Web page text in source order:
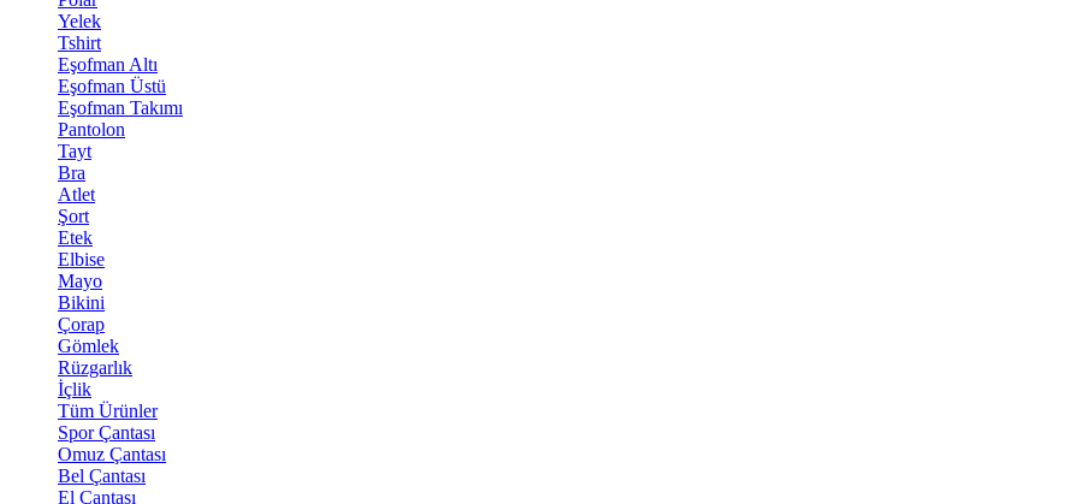
Yelek
Tshirt
Eşofman Altı
Eşofman Üstü
Eşofman Takımı
Pantolon
Tayt
Bra
Atlet
Şort
Etek
Elbise
Mayo
Bikini
Çorap
Gömlek
Rüzgarlık
İçlik
Tüm Ürünler
Spor Çantası
Omuz Çantası
Bel Çantası
El Çantası